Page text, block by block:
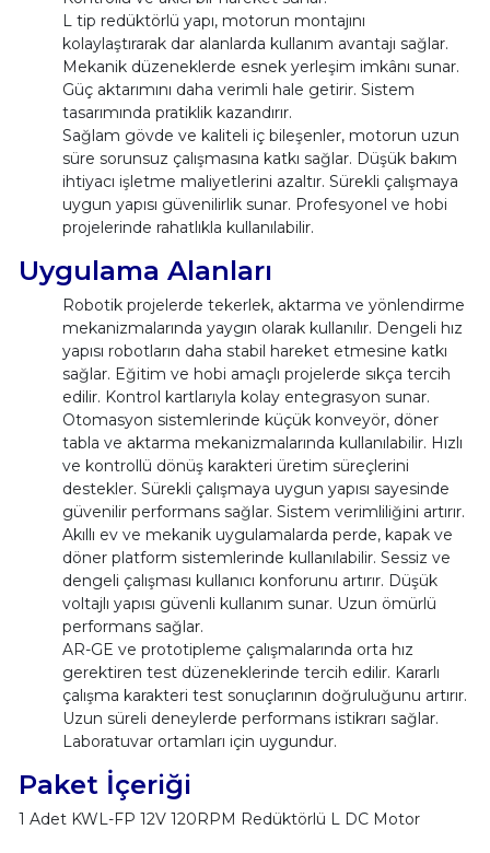
L tip redüktörlü yapı, motorun montajını
kolaylaştırarak dar alanlarda kullanım avantajı sağlar.
Mekanik düzeneklerde esnek yerleşim imkânı sunar.
Güç aktarımını daha verimli hale getirir. Sistem
tasarımında pratiklik kazandırır.
Sağlam gövde ve kaliteli iç bileşenler, motorun uzun
süre sorunsuz çalışmasına katkı sağlar. Düşük bakım
ihtiyacı işletme maliyetlerini azaltır. Sürekli çalışmaya
uygun yapısı güvenilirlik sunar. Profesyonel ve hobi
projelerinde rahatlıkla kullanılabilir.
Uygulama Alanları
Robotik projelerde tekerlek, aktarma ve yönlendirme
mekanizmalarında yaygın olarak kullanılır. Dengeli hız
yapısı robotların daha stabil hareket etmesine katkı
sağlar. Eğitim ve hobi amaçlı projelerde sıkça tercih
edilir. Kontrol kartlarıyla kolay entegrasyon sunar.
Otomasyon sistemlerinde küçük konveyör, döner
tabla ve aktarma mekanizmalarında kullanılabilir. Hızlı
ve kontrollü dönüş karakteri üretim süreçlerini
destekler. Sürekli çalışmaya uygun yapısı sayesinde
güvenilir performans sağlar. Sistem verimliliğini artırır.
Akıllı ev ve mekanik uygulamalarda perde, kapak ve
döner platform sistemlerinde kullanılabilir. Sessiz ve
dengeli çalışması kullanıcı konforunu artırır. Düşük
voltajlı yapısı güvenli kullanım sunar. Uzun ömürlü
performans sağlar.
AR-GE ve prototipleme çalışmalarında orta hız
gerektiren test düzeneklerinde tercih edilir. Kararlı
çalışma karakteri test sonuçlarının doğruluğunu artırır.
Uzun süreli deneylerde performans istikrarı sağlar.
Laboratuvar ortamları için uygundur.
Paket İçeriği
1 Adet KWL-FP 12V 120RPM Redüktörlü L DC Motor